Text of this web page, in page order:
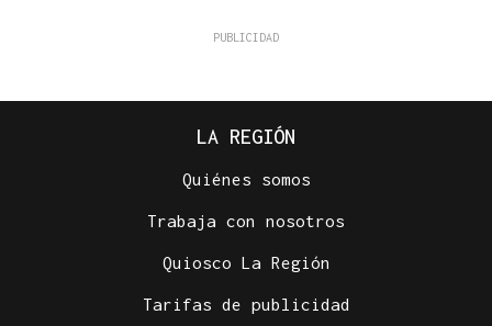
LA REGIÓN
Quiénes somos
Trabaja con nosotros
Quiosco La Región
Tarifas de publicidad